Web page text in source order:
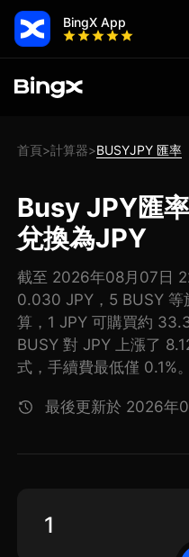
BingX App
首頁>計算器>BUSYJPY 匯率
Busy JPY匯
兌換為JPY
截至 2026年08月07日
0.030 JPY，5 BUSY 等
算，1 JPY 可購買約
BUSY 對 JPY 上漲了
式，手續費最低僅 0.1%。
最後更新於 2026年